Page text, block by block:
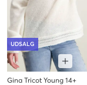
UDSALG
Gina Tricot Young 14+